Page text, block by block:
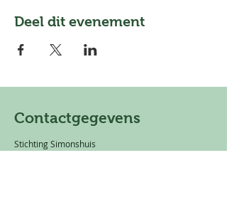
Deel dit evenement
Contactgegevens
Stichting Simonshuis